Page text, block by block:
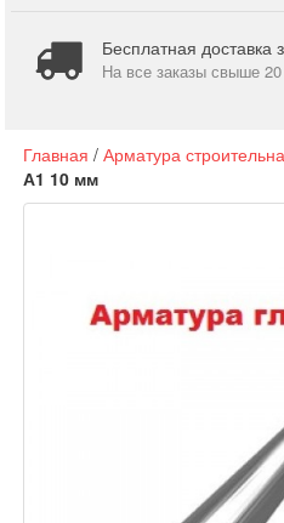
Бесплатная доставка
На все заказы свыше 20
Главная /Арматура
А1 10 мм